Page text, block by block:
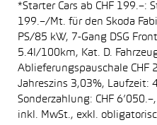
*Starter Cars ab CHF 199.–:
199.–/Mt. für den Skoda
PS/85 kW, 7-Gang DSG
5.4l/100km, Kat. D.
Ablieferungspauschale CHF
Jahreszins 3,03%, Laufzeit:
Sonderzahlung: CHF
inkl. MwSt., exkl.